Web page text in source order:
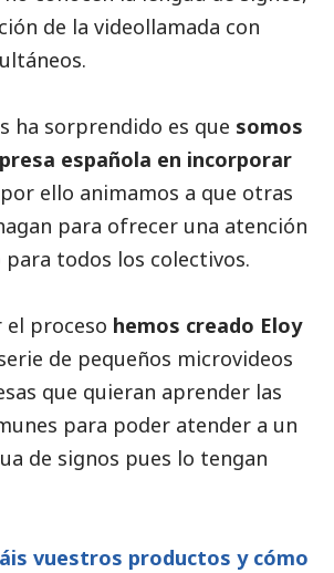
de la videollamada con
ha sorprendido es que somos
española en incorporar
ello animamos a que otras
para ofrecer una atención
todos los colectivos.
proceso hemos creado Eloy
de pequeños microvideos
que quieran aprender las
para poder atender a un
de signos pues lo tengan
vuestros productos y cómo